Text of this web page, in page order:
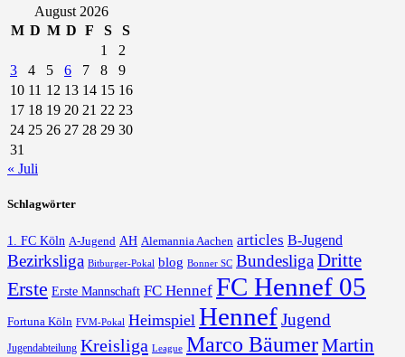
August 2026
M D M D F S
S
1
2
3
4 5 6 7 8
9
10 11 12 13 14 15 16
17 18 19 20 21 22 23
24 25 26 27 28 29 30
31
« Juli
Schlagwörter
1. FC Köln A-Jugend AH Alemannia Aachen articles B-Jugend
Bezirksliga Bitburger-Pokal blog Bonner SC Bundesliga Dritte
Erste Erste Mannschaft FC Hennef FC Hennef 05
Fortuna Köln FVM-Pokal Heimspiel HennefJugend
Jugendabteilung Kreisliga League Marco BäumerMartin